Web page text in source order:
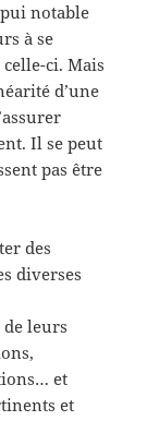
notable
à se
ci. Mais
d’une
Il se peut
pas être
des
diverses
leurs
et
et